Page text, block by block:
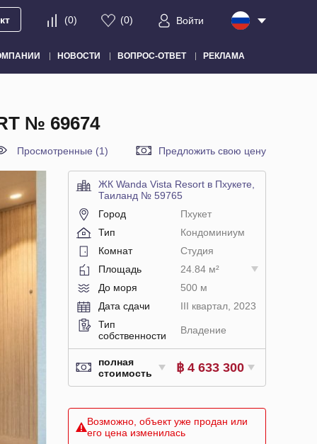
(0) (0) Войти
НОВОСТИ ВОПРОС-ОТВЕТ РЕКЛАМА
№ 69674
Просмотренные (1) Предложить свою цену
ЖК Wanda Vista Resort в Пхукете,
Таиланд № 59765
Город
Пхукет
Тип
Кондоминиум
Комнат
Студия
Площадь
24.84 м²
До моря
500 м
Дата сдачи
III квартал, 2023
Тип
собственности
Владение
полная
стоимость
฿ 4 633 300
Возможно, объект уже продан или
его цена изменилась